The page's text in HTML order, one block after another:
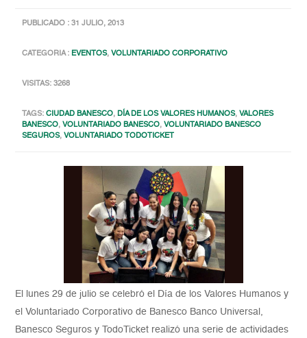
PUBLICADO : 31 JULIO, 2013
CATEGORIA : EVENTOS,VOLUNTARIADO CORPORATIVO
VISITAS: 3268
TAGS:CIUDAD BANESCO,DÍA DE LOS VALORES HUMANOS,VALORES
BANESCO,VOLUNTARIADO BANESCO,VOLUNTARIADO BANESCO
SEGUROS,VOLUNTARIADO TODOTICKET
El lunes 29 de julio se celebró el Día de los Valores Humanos y
el Voluntariado Corporativo de Banesco Banco Universal,
Banesco Seguros y TodoTicket realizó una serie de actividades